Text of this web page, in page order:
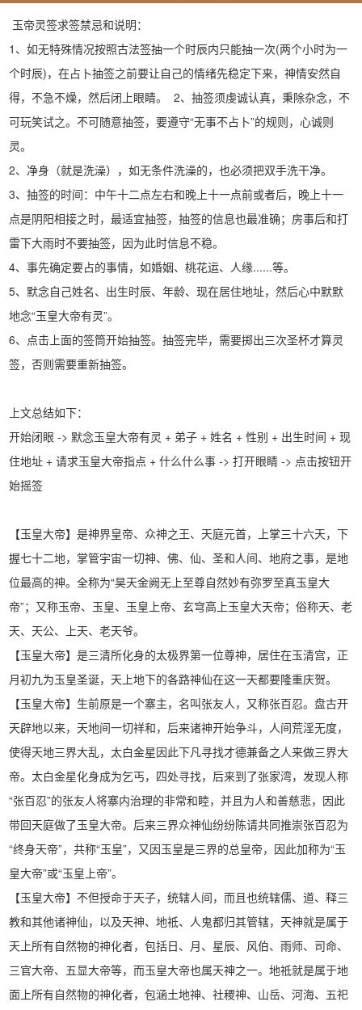
玉帝灵签求签禁忌和说明：
1、如无特殊情况按照古法签抽一个时辰内只能抽一次(两个小时为一
个时辰)，在占卜抽签之前要让自己的情绪先稳定下来，神情安然自
得，不急不燥，然后闭上眼睛。 2、抽签须虔诚认真，秉除杂念，不
可玩笑试之。不可随意抽签，要遵守“无事不占卜”的规则，心诚则
灵。
2、净身（就是洗澡），如无条件洗澡的，也必须把双手洗干净。
3、抽签的时间：中午十二点左右和晚上十一点前或者后，晚上十一
点是阴阳相接之时，最适宜抽签，抽签的信息也最准确；房事后和打
雷下大雨时不要抽签，因为此时信息不稳。
4、事先确定要占的事情，如婚姻、桃花运、人缘......等。
5、默念自己姓名、出生时辰、年龄、现在居住地址，然后心中默默
地念“玉皇大帝有灵”。
6、点击上面的签筒开始抽签。抽签完毕，需要掷出三次圣杯才算灵
签，否则需要重新抽签。
上文总结如下：
开始闭眼 -> 默念玉皇大帝有灵 + 弟子 + 姓名 + 性别 + 出生时间 + 现
住地址 + 请求玉皇大帝指点 + 什么什么事 -> 打开眼睛 -> 点击按钮开
始摇签
【玉皇大帝】是神界皇帝、众神之王、天庭元首，上掌三十六天，下
握七十二地，掌管宇宙一切神、佛、仙、圣和人间、地府之事，是地
位最高的神。全称为“昊天金阙无上至尊自然妙有弥罗至真玉皇大
帝”；又称玉帝、玉皇、玉皇上帝、玄穹高上玉皇大天帝；俗称天、老
天、天公、上天、老天爷。
【玉皇大帝】是三清所化身的太极界第一位尊神，居住在玉清宫，正
月初九为玉皇圣诞，天上地下的各路神仙在这一天都要隆重庆贺。
【玉皇大帝】生前原是一个寨主，名叫张友人，又称张百忍。盘古开
天辟地以来，天地间一切祥和，后来诸神开始争斗，人间荒淫无度，
使得天地三界大乱，太白金星因此下凡寻找才德兼备之人来做三界大
帝。太白金星化身成为乞丐，四处寻找，后来到了张家湾，发现人称
“张百忍”的张友人将寨内治理的非常和睦，并且为人和善慈悲，因此
带回天庭做了玉皇大帝。后来三界众神仙纷纷陈请共同推崇张百忍为
“终身天帝”，共称“玉皇”，又因玉皇是三界的总皇帝，因此加称为“玉
皇大帝”或“玉皇上帝”。
【玉皇大帝】不但授命于天子，统辖人间，而且也统辖儒、道、释三
教和其他诸神仙，以及天神、地祗、人鬼都归其管辖，天神就是属于
天上所有自然物的神化者，包括日、月、星辰、风伯、雨师、司命、
三官大帝、五显大帝等，而玉皇大帝也属天神之一。地祗就是属于地
面上所有自然物的神化者，包涵土地神、社稷神、山岳、河海、五祀